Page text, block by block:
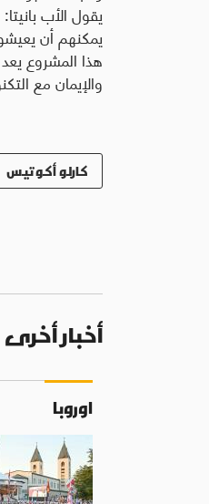
يقول الأب
يمكنهم أن
هذا المشروع
والإيمان مع
كارلو أكوتيس
أخبار أخرى
اوروبا